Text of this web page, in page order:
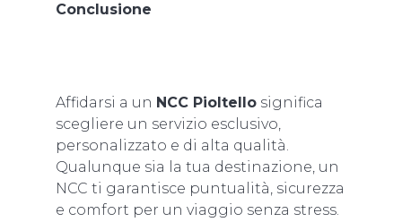
Conclusione
Affidarsi a un NCC Pioltello significa
scegliere un servizio esclusivo,
personalizzato e di alta qualità.
Qualunque sia la tua destinazione, un
NCC ti garantisce puntualità, sicurezza
e comfort per un viaggio senza stress.